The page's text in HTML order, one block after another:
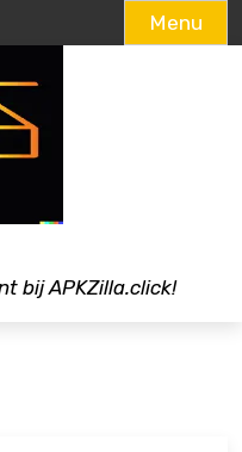
Menu
bij APKZilla.click!